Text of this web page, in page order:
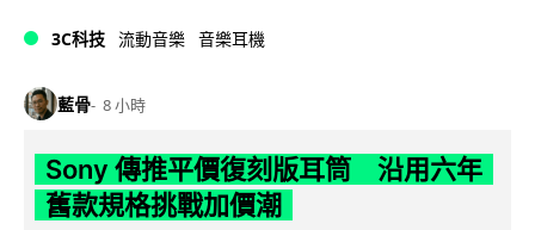
3C科技 流動音樂 音樂耳機
藍骨 8 小時
Sony 傳推平價復刻版耳筒 沿用六年
舊款規格挑戰加價潮